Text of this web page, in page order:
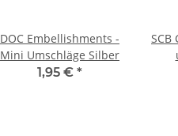
DOC Embellishments -
Mini Umschläge Silber
1,95 € *
SCB